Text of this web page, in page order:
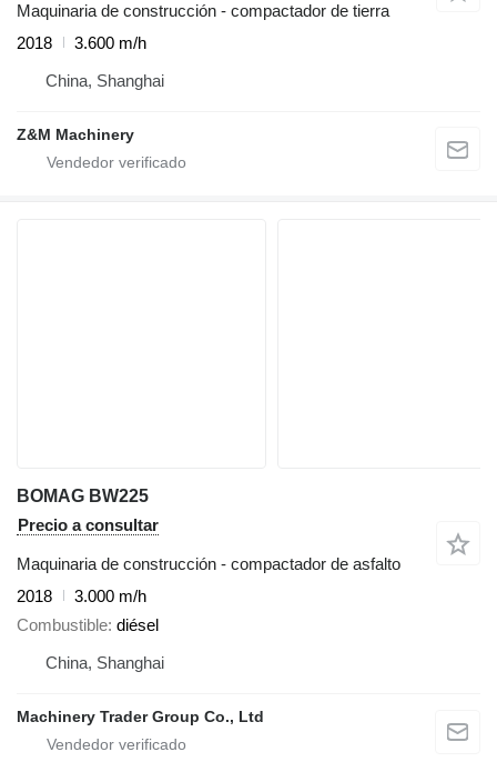
Maquinaria de construcción - compactador de tierra
2018
3.600 m/h
China, Shanghai
Z&M Machinery
BOMAG BW225
Precio a consultar
Maquinaria de construcción - compactador de asfalto
2018
3.000 m/h
Combustible diésel
China, Shanghai
Machinery Trader Group Co., Ltd